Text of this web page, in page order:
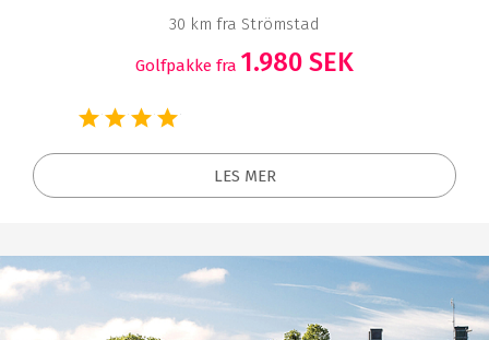
30 km fra Strömstad
Golfpakke fra 1.980 SEK
LES MER